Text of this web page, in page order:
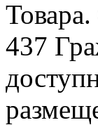
437